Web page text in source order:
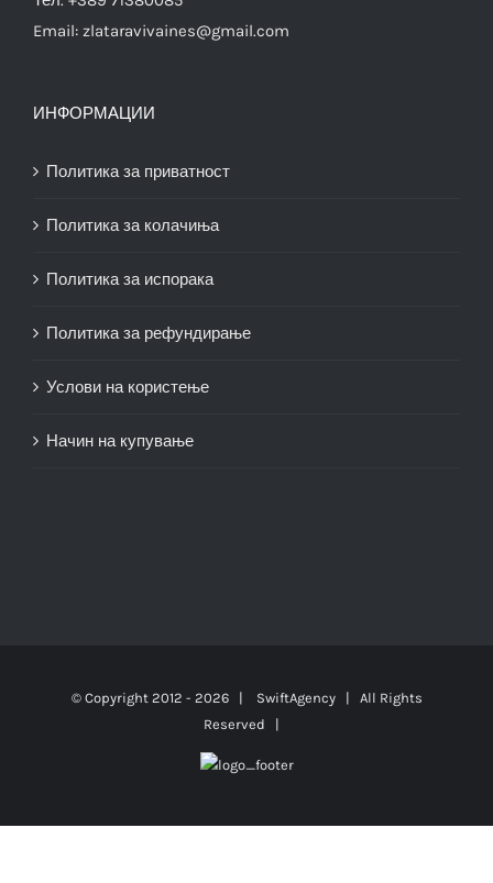
Email: zlataravivaines@gmail.com
ИНФОРМАЦИИ
Политика за приватност
Политика за колачиња
Политика за испорака
Политика за рефундирање
Услови на користење
Начин на купување
© Copyright 2012 - 2026 | SwiftAgency| All Rights
Reserved |